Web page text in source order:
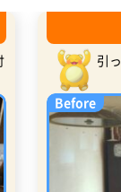
引
Before